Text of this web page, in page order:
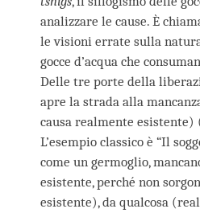
analizzare le cause. È
le visioni errate sulla
gocce d’acqua che
Delle tre porte della
apre la strada alla
causa realmente esistente)
L’esempio classico è “Il
come un germoglio,
esistente, perché non
esistente), da qualcosa